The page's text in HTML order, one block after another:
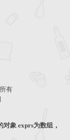
有
象 exprs为数组，